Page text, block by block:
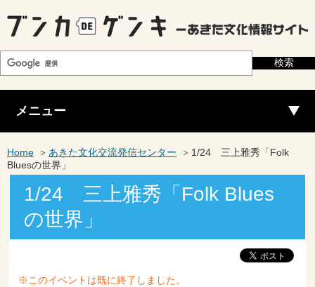
メニュー
Home あきた文化交流発信センター
1/24 三上雅秀「Folk
Bluesの世界」
1/24 三上雅秀「Folk Blues
の世界」
※このイベントは既に終了しました。